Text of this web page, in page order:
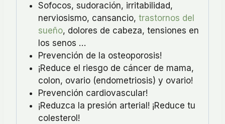
Sofocos, sudoración, irritabilidad,
nerviosismo, cansancio, trastornos del
sueño, dolores de cabeza, tensiones en
los senos …
Prevención de la osteoporosis!
¡Reduce el riesgo de cáncer de mama,
colon, ovario (endometriosis) y ovario!
Prevención cardiovascular!
¡Reduzca la presión arterial! ¡Reduce tu
colesterol!